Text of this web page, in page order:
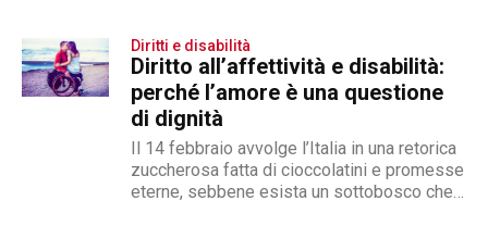
Diritti e disabilità
Diritto all’affettività e disabilità:
perché l’amore è una questione
di dignità
Il 14 febbraio avvolge l’Italia in una retorica
zuccherosa fatta di cioccolatini e promesse
eterne, sebbene esista un sottobosco che